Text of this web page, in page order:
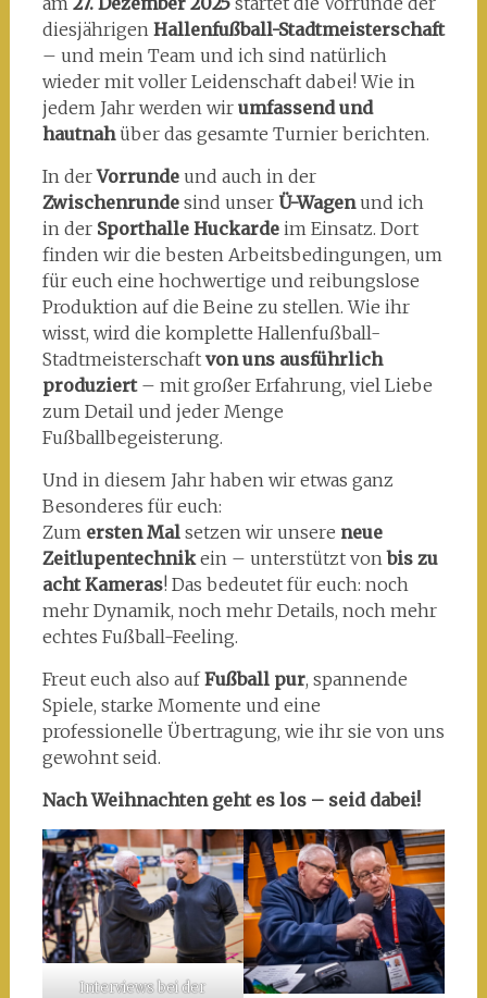
diesjährigen Hallenfußball-Stadtmeisterschaft
– und mein Team und ich sind natürlich
wieder mit voller Leidenschaft dabei! Wie in
jedem Jahr werden wir umfassend und
hautnahüber das gesamte Turnier berichten.
In derVorrundeund auch in der
Zwischenrundesind unser Ü-Wagenund ich
in der Sporthalle Huckardeim Einsatz. Dort
finden wir die besten Arbeitsbedingungen, um
für euch eine hochwertige und reibungslose
Produktion auf die Beine zu stellen. Wie ihr
wisst, wird die komplette Hallenfußball-
Stadtmeisterschaft von uns ausführlich
produziert– mit großer Erfahrung, viel Liebe
zum Detail und jeder Menge
Fußballbegeisterung.
Und in diesem Jahr haben wir etwas ganz
Besonderes für euch:
Zum ersten Malsetzen wir unsere neue
Zeitlupentechnikein – unterstützt vonbis zu
acht Kameras! Das bedeutet für euch: noch
mehr Dynamik, noch mehr Details, noch mehr
echtes Fußball-Feeling.
Freut euch also aufFußball pur, spannende
Spiele, starke Momente und eine
professionelle Übertragung, wie ihr sie von uns
gewohnt seid.
Nach Weihnachten geht es los – seid dabei!
Interviews bei der